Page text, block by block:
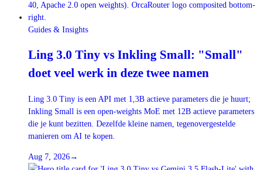
Guides & Insights
Ling 3.0 Tiny vs Inkling Small: "Small"
doet veel werk in deze twee namen
Ling 3.0 Tiny is een API met 1,3B actieve parameters die je huurt;
Inkling Small is een open-weights MoE met 12B actieve parameters
die je kunt bezitten. Dezelfde kleine namen, tegenovergestelde
manieren om AI te kopen.
Aug 7, 2026→